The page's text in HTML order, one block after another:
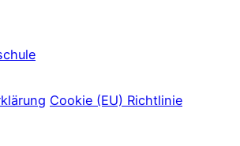
Cookie (EU) Richtlinie